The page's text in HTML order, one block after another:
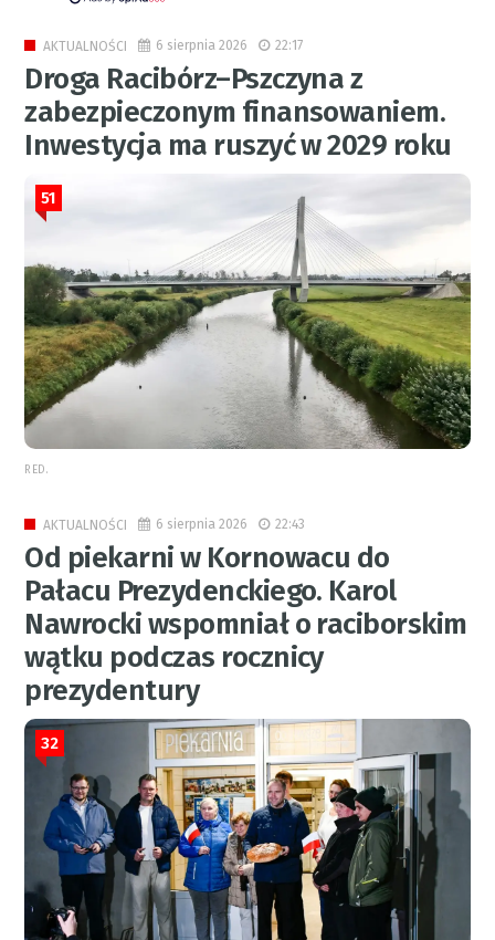
AKTUALNOŚCI 6 sierpnia 2026 22:17
Droga Racibórz–Pszczyna z
zabezpieczonym finansowaniem.
Inwestycja ma ruszyć w 2029 roku
51
RED.
AKTUALNOŚCI 6 sierpnia 2026 22:43
Od piekarni w Kornowacu do
Pałacu Prezydenckiego. Karol
Nawrocki wspomniał o raciborskim
wątku podczas rocznicy
prezydentury
32